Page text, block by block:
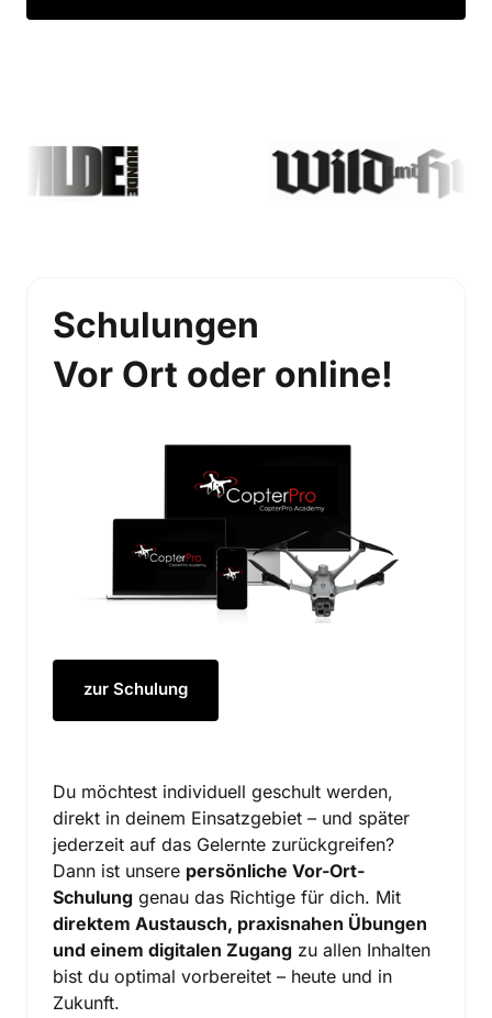
Schulungen
Vor Ort oder online!
zur Schulung
Du möchtest individuell geschult werden,
direkt in deinem Einsatzgebiet – und später
jederzeit auf das Gelernte zurückgreifen?
Dann ist unsere persönliche Vor-Ort-
Schulung
direktem Austausch, praxisnahen Übungen
und einem digitalen Zugang zu allen Inhalten
bist du optimal vorbereitet – heute und in
Zukunft.